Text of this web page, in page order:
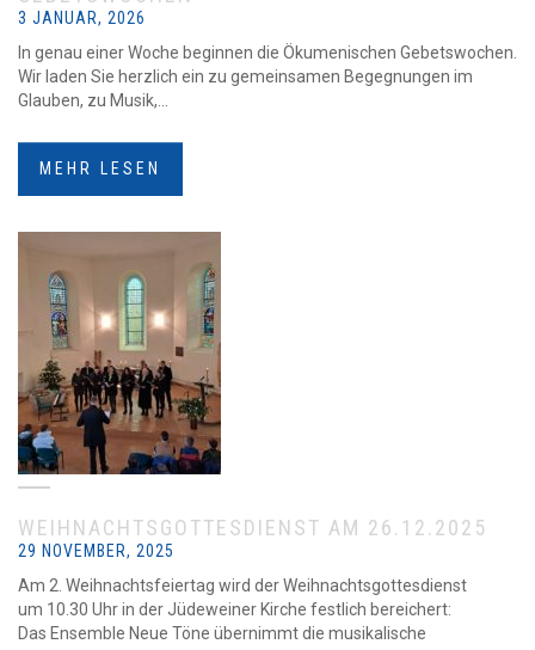
3 JANUAR, 2026
In genau einer Woche beginnen die Ökumenischen Gebetswochen.
Wir laden Sie herzlich ein zu gemeinsamen Begegnungen im
Glauben, zu Musik,...
MEHR LESEN
WEIHNACHTSGOTTESDIENST AM 26.12.2025
29 NOVEMBER, 2025
Am 2. Weihnachtsfeiertag wird der Weihnachtsgottesdienst
um 10.30 Uhr in der Jüdeweiner Kirche festlich bereichert:
Das Ensemble Neue Töne übernimmt die musikalische